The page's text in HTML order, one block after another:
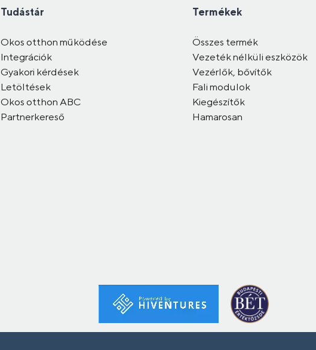
Tudástár
Okos otthon működése
Integrációk
Gyakori kérdések
Letöltések
Okos otthon ABC
Partnerkereső
Termékek
Összes termék
Vezeték nélküli eszközök
Vezérlők, bővítők
Fali modulok
Kiegészítők
Hamarosan